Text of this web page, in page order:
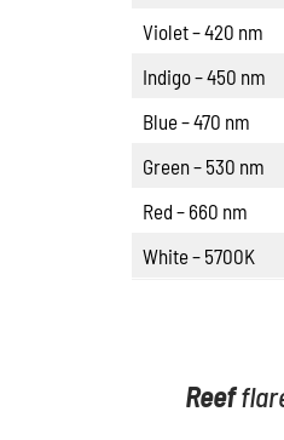
Violet – 420 nm
Indigo – 450 nm
Blue – 470 nm
Green – 530 nm
Red – 660 nm
White – 5700K
Reef